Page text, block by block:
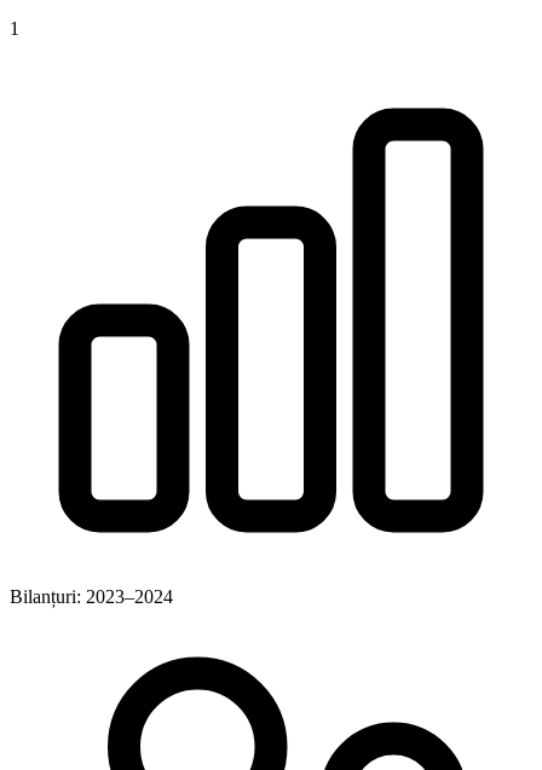
1
Bilanțuri: 2023–2024